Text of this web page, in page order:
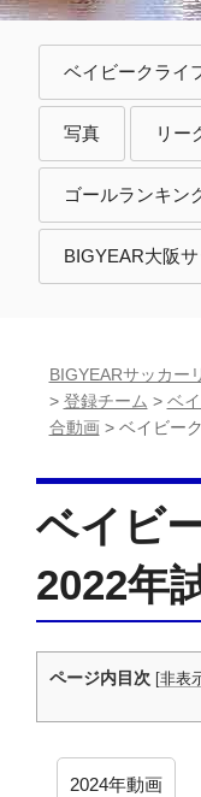
ベイビークライ
ベ
イ
ビ
ー
ク
写真
ベ
イ
ビ
ー
ク
リー
ベ
イ
ビ
ー
イ
フ
ゴールランキン
BIGYEAR大阪
BIGYEARサッカー
> 登録チーム > ベ
合動画 > ベイビー
ベイビ
2022年
ページ内目次 [非表
ベ
2024年動画